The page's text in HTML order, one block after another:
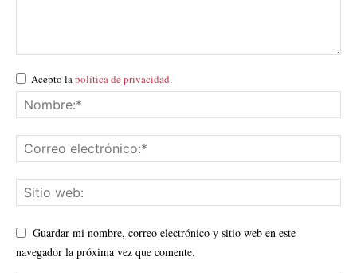
Acepto lapolítica de privacidad.
Guardar mi nombre, correo electrónico y sitio web en este
navegador la próxima vez que comente.